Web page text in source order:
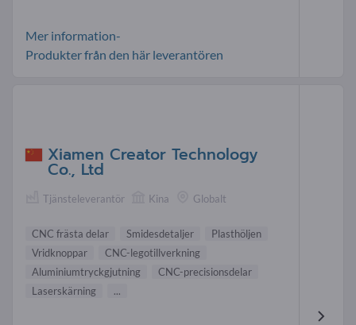
Mer information-
Produkter från den här leverantören
Xiamen Creator Technology
Co., Ltd
Tjänsteleverantör Kina Globalt
CNC frästa delar Smidesdetaljer
Plasthöljen
Vridknoppar
CNC-legotillverkning
Aluminiumtryckgjutning
CNC-precisionsdelar
Laserskärning
...